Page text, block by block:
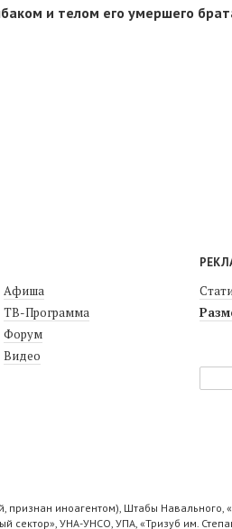
и телом его умершего
Афиша
ТВ-Программа
Форум
Видео
иноагентом), Штабы Навального,
УНА-УНСО, УПА, «Тризуб им.